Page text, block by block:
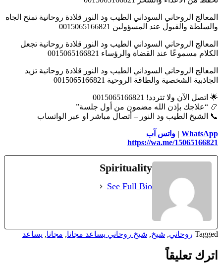
المعالج الروحاني السوداني الطيب ود النور قلادة روحانية تمنح الجاه
والسلطة والقبول عند المسؤولين 0015065166821
المعالج الروحاني السوداني الطيب ود النور قلادة روحانية تجعل
الكلام مسموعًا عند القضاة والرؤساء 0015065166821
المعالج الروحاني السوداني الطيب ود النور قلادة روحانية تزيد
الجاذبية الشخصية والطاقة الروحية 0015065166821
🌟 اتصل الآن ولا تتردد! 0015065166821
📿 “علاجك بإذن الله مضمون من أول جلسة”
📞 الشيخ الطيب ود النور – أتصال مباشر او عبر الواتساب
WhatsApp
| واتس آب
https://wa.me/15065166821
Spirituality
See Full Bio
Tagged روحاني, شيخ, شيخ روحاني يساعد مجانا, مجانا, يساعد
اترك تعليقاً